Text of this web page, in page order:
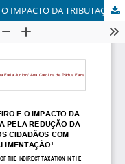
O SISTEMA TRIBUTÁRIO BRASILEIRO E O IMPACTO DA TRIBUTAÇÃO INDIRETA NA BUSCA PELA REDUÇÃO DA DESIGUALDADE NA SAÚDE DOS CIDADÃOS COM ENFOQUE NO DIREITO À ALIMENTAÇÃO